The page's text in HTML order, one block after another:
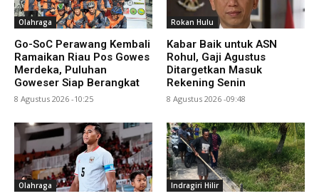
Olahraga
Go-SoC Perawang Kembali
Ramaikan Riau Pos Gowes
Merdeka, Puluhan
Goweser Siap Berangkat
8 Agustus 2026 -10:25
Rokan Hulu
Kabar Baik untuk ASN
Rohul, Gaji Agustus
Ditargetkan Masuk
Rekening Senin
8 Agustus 2026 -09:48
Olahraga Indragiri Hilir